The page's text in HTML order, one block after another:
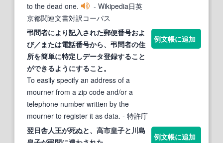
to the dead one.
- Wikipedia日英
京都関連文書対訳コーパス
弔問者により記入された郵便番号およ
び／または電話番号から、 弔問者の住
所を簡単に特定しデータ登録すること
ができるようにすること。
To easily specify an address of a
mourner from a zip code and/or a
telephone number written by the
mourner to register it as data. - 特許庁
例文帳に追加
翌日舎人王が死ぬと、高市皇子と川島
例文帳に追加